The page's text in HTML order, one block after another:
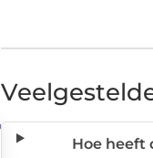
Hoe heeft